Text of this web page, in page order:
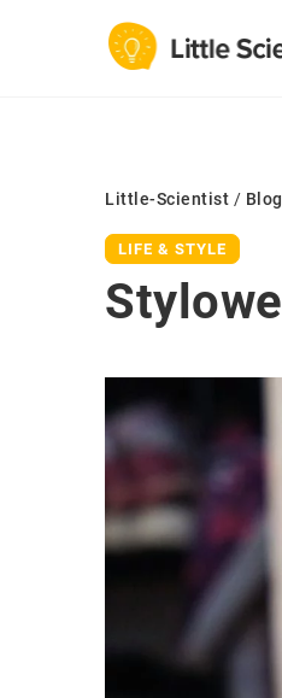
Little-Scientist / Blog
LIFE & STYLE